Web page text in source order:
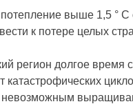
выше 1,5 ° С
к потере целых
регион долгое время
катастрофических
невозможным